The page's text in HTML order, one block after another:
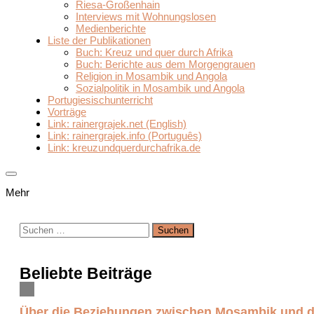
Riesa-Großenhain
Interviews mit Wohnungslosen
Medienberichte
Liste der Publikationen
Buch: Kreuz und quer durch Afrika
Buch: Berichte aus dem Morgengrauen
Religion in Mosambik und Angola
Sozialpolitik in Mosambik und Angola
Portugiesischunterricht
Vorträge
Link: rainergrajek.net (English)
Link: rainergrajek.info (Português)
Link: kreuzundquerdurchafrika.de
Mehr
Suchen
nach:
Beliebte Beiträge